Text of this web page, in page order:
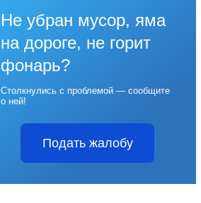
Не убран мусор, яма
на дороге, не горит
фонарь?
Столкнулись с проблемой — сообщите
о ней!
Подать жалобу